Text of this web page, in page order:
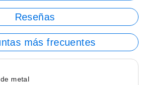
Reseñas
más frecuentes
metal